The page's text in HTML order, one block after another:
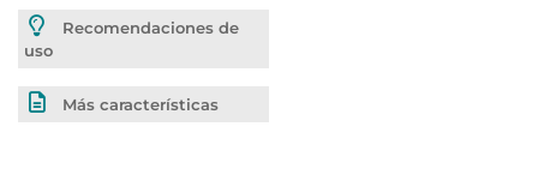
Recomendaciones de
uso
Más características